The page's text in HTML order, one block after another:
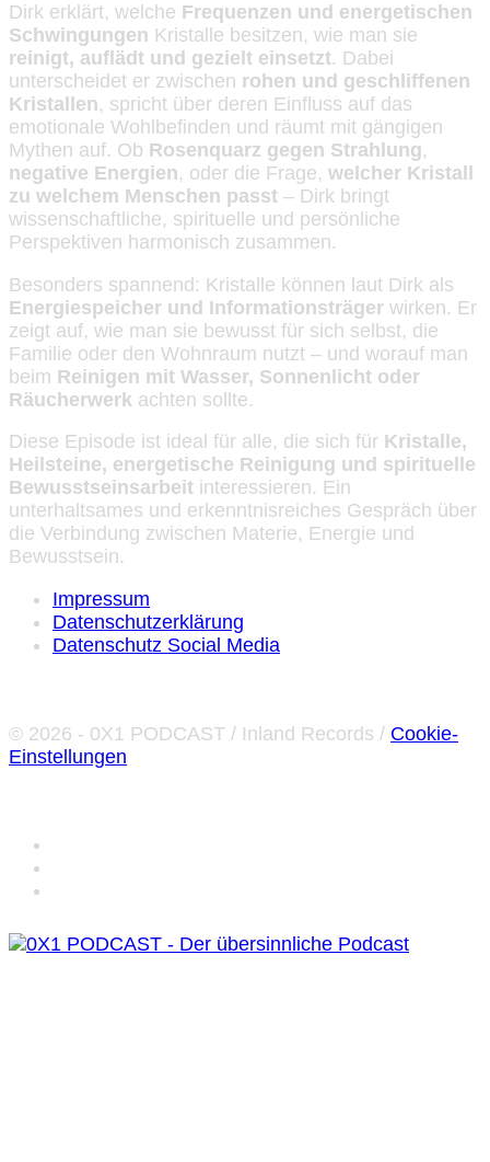
Dirk erklärt, welche Frequenzen und energetischen
Schwingungen Kristalle besitzen, wie man sie
reinigt, auflädt und gezielt einsetzt. Dabei
unterscheidet er zwischen rohen und geschliffenen
Kristallen, spricht über deren Einfluss auf das
emotionale Wohlbefinden und räumt mit gängigen
Mythen auf. Ob Rosenquarz gegen Strahlung,
negative Energien, oder die Frage, welcher Kristall
zu welchem Menschen passt – Dirk bringt
wissenschaftliche, spirituelle und persönliche
Perspektiven harmonisch zusammen.
Besonders spannend: Kristalle können laut Dirk als
Energiespeicher und Informationsträger wirken. Er
zeigt auf, wie man sie bewusst für sich selbst, die
Familie oder den Wohnraum nutzt – und worauf man
beim Reinigen mit Wasser, Sonnenlicht oder
Räucherwerk achten sollte.
Diese Episode ist ideal für alle, die sich für Kristalle,
Heilsteine, energetische Reinigung und spirituelle
Bewusstseinsarbeit interessieren. Ein
unterhaltsames und erkenntnisreiches Gespräch über
die Verbindung zwischen Materie, Energie und
Bewusstsein.
Impressum
Datenschutzerklärung
Datenschutz Social Media
© 2026 - 0X1 PODCAST / Inland Records / Cookie-
Einstellungen